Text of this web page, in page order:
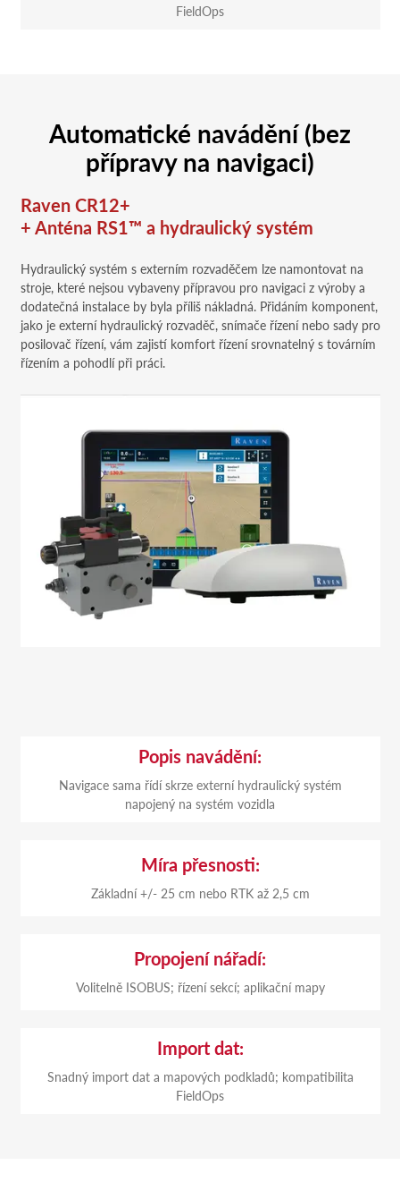
FieldOps
Automatické navádění (bez
přípravy na navigaci)
Raven CR12+
+ Anténa RS1™ a hydraulický systém
Hydraulický systém s externím rozvaděčem lze namontovat na
stroje, které nejsou vybaveny přípravou pro navigaci z výroby a
dodatečná instalace by byla příliš nákladná. Přidáním komponent,
jako je externí hydraulický rozvaděč, snímače řízení nebo sady pro
posilovač řízení, vám zajistí komfort řízení srovnatelný s továrním
řízením a pohodlí při práci.
Popis navádění:
Navigace sama řídí skrze externí hydraulický systém
napojený na systém vozidla
Míra přesnosti:
Základní +/- 25 cm nebo RTK až 2,5 cm
Propojení nářadí:
Volitelně ISOBUS; řízení sekcí; aplikační mapy
Import dat:
Snadný import dat a mapových podkladů; kompatibilita
FieldOps